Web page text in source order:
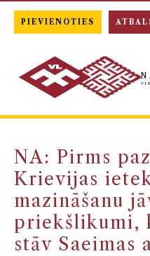
NA: Pirms
Krievijas
mazināšanu
priekšlikumi,
stāv Saeimas
PIEVIENOTIES